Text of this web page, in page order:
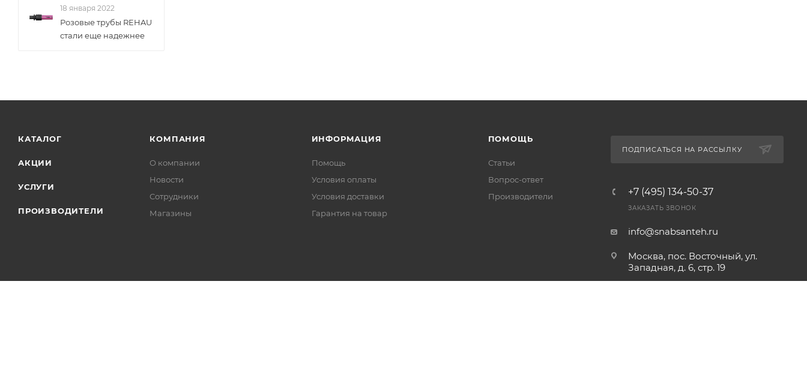
18 января 2022
Розовые трубы REHAU
стали еще надежнее
КАТАЛОГ
АКЦИИ
УСЛУГИ
ПРОИЗВОДИТЕЛИ
КОМПАНИЯ
О компании
Новости
Сотрудники
Магазины
ИНФОРМАЦИЯ
Помощь
Условия оплаты
Условия доставки
Гарантия на товар
ПОМОЩЬ
Статьи
Вопрос-ответ
Производители
ПОДПИСАТЬСЯ НА РАССЫЛКУ
+7 (495) 134-50-37
ЗАКАЗАТЬ ЗВОНОК
info@snabsanteh.ru
Москва, пос. Восточный, ул.
Западная, д. 6, стр. 19